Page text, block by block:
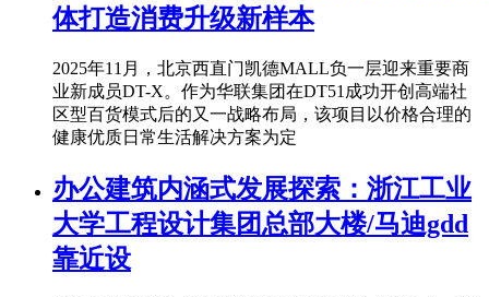
体打造消费升级新样本
2025年11月，北京西直门凯德MALL负一层迎来重要商
业新成员DT-X。作为华联集团在DT51成功开创高端社
区型百货模式后的又一战略布局，该项目以价格合理的
健康优质日常生活解决方案为定
办公建筑内涵式发展探索：浙江工业
大学工程设计集团总部大楼/马迪gdd
靠近设